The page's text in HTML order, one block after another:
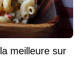
meilleure sur